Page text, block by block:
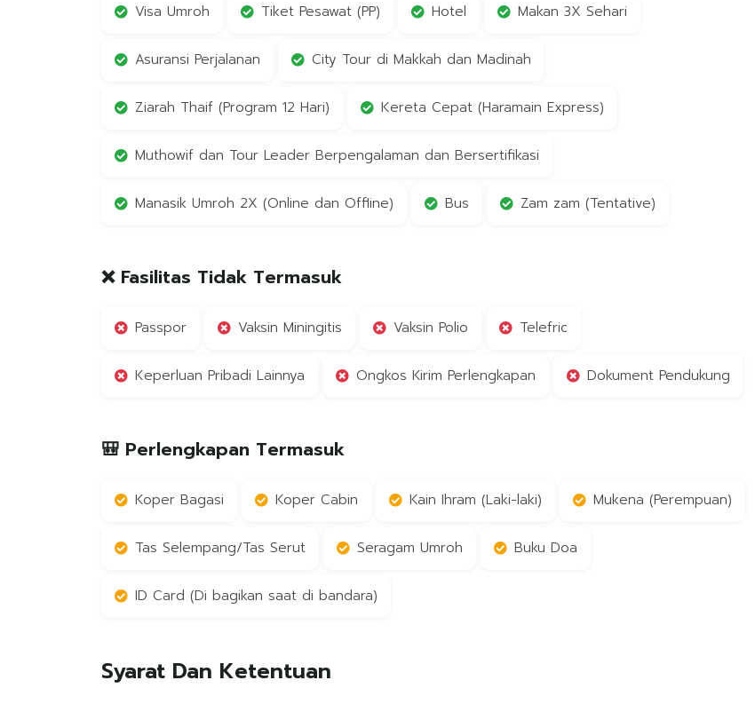
Visa Umroh Tiket Pesawat (PP) Hotel Makan 3X Sehari
Asuransi Perjalanan City Tour di Makkah dan Madinah
Ziarah Thaif (Program 12 Hari) Kereta Cepat (Haramain Express)
Muthowif dan Tour Leader Berpengalaman dan Bersertifikasi
Manasik Umroh 2X (Online dan Offline) Bus Zam zam (Tentative)
❌ Fasilitas Tidak Termasuk
Passpor Vaksin Miningitis Vaksin Polio Telefric
Keperluan Pribadi Lainnya Ongkos Kirim Perlengkapan Dokument Pendukung
🎒 Perlengkapan Termasuk
Koper Bagasi Koper Cabin Kain Ihram (Laki-laki) Mukena (Perempuan)
Tas Selempang/Tas Serut Seragam Umroh Buku Doa
ID Card (Di bagikan saat di bandara)
Syarat Dan Ketentuan